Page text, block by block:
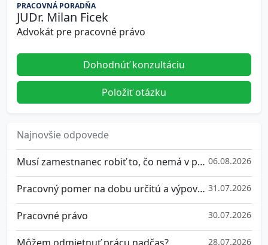
PRACOVNÁ PORADŇA
JUDr. Milan Ficek
Advokát pre pracovné právo
Dohodnúť konzultáciu
Položiť otázku
Najnovšie odpovede
Musí zamestnanec robiť to, čo nemá v popise práce? 06.08.2026
Pracovný pomer na dobu určitú a výpovedná doba 31.07.2026
Pracovné právo 30.07.2026
28.07.2026